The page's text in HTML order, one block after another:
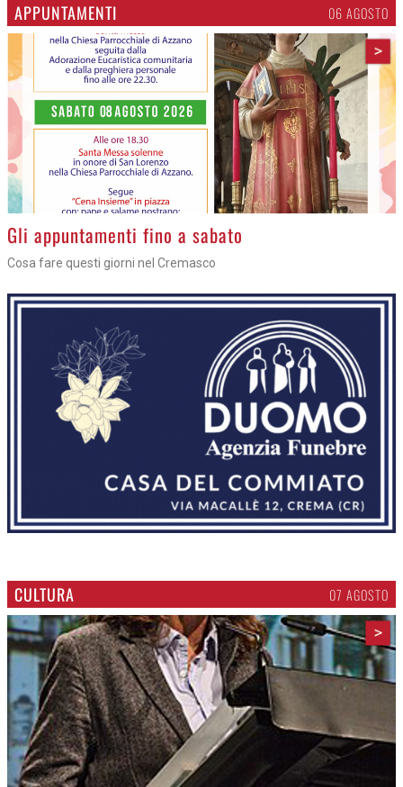
APPUNTAMENTI 06 AGOSTO
>
Gli appuntamenti fino a sabato
Cosa fare questi giorni nel Cremasco
CULTURA 07 AGOSTO
>